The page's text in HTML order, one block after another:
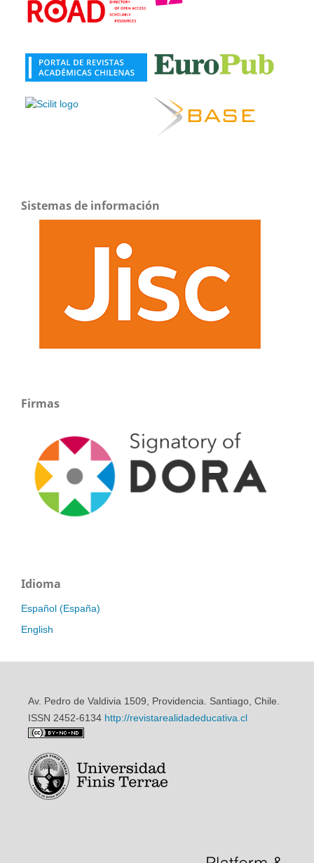
Sistemas de información
Firmas
Idioma
Español (España)
English
Av. Pedro de Valdivia 1509, Providencia. Santiago, Chile.
ISSN 2452-6134 http://revistarealidadeducativa.cl